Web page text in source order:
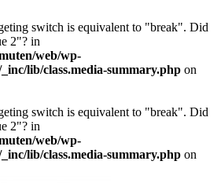
switch is equivalent to "break". Did
2"? in
web/wp-
lib/class.media-summary.php on
switch is equivalent to "break". Did
2"? in
web/wp-
lib/class.media-summary.php on